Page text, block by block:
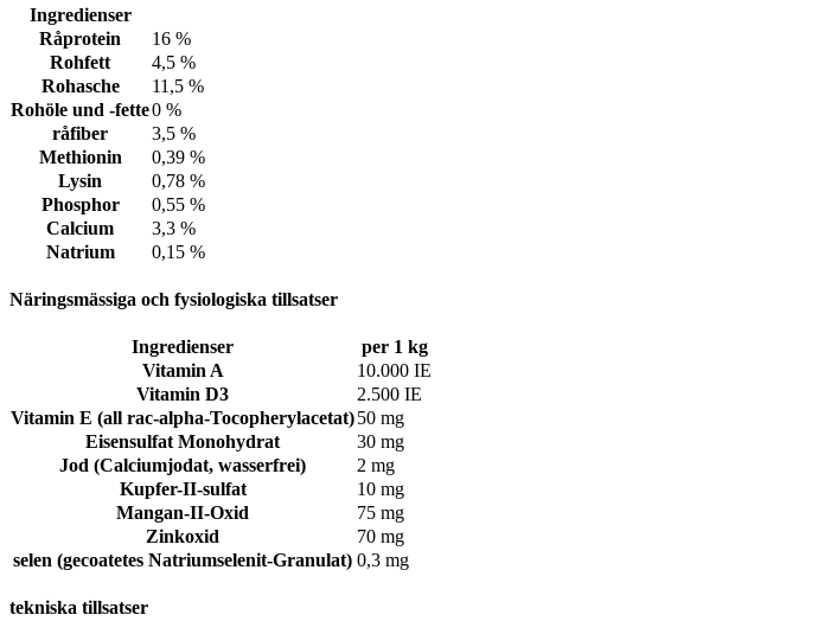
Ingredienser
Råprotein
16 %
Rohfett
4,5 %
Rohasche
11,5 %
Rohöle und -fette0 %
råfiber
3,5 %
Methionin
0,39 %
Lysin
0,78 %
Phosphor
0,55 %
Calcium
3,3 %
Natrium
0,15 %
Näringsmässiga och fysiologiska tillsatser
Ingredienser
per 1 kg
Vitamin A
10.000 IE
Vitamin D3
2.500 IE
Vitamin E (all rac-alpha-Tocopherylacetat)50 mg
Eisensulfat Monohydrat
30 mg
Jod (Calciumjodat, wasserfrei)
2 mg
Kupfer-II-sulfat
10 mg
Mangan-II-Oxid
75 mg
Zinkoxid
70 mg
selen (gecoatetes Natriumselenit-Granulat) 0,3 mg
tekniska tillsatser